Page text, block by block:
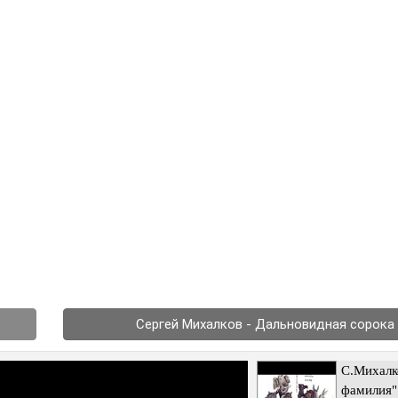
Сергей Михалков - Дальновидная сорока